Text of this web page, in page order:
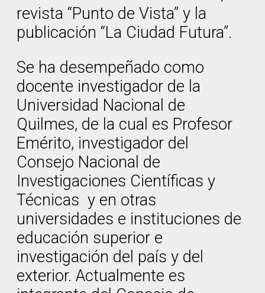
revista “Punto de Vista” y la
publicación “La Ciudad Futura”.
Se ha desempeñado como
docente investigador de la
Universidad Nacional de
Quilmes, de la cual es Profesor
Emérito, investigador del
Consejo Nacional de
Investigaciones Científicas y
Técnicas y en otras
universidades e instituciones de
educación superior e
investigación del país y del
exterior. Actualmente es